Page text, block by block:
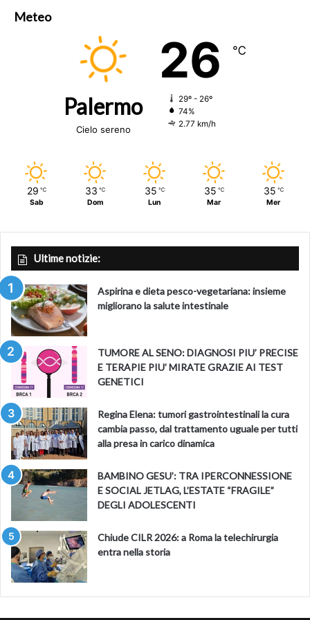
Meteo
Palermo
Cielo sereno
26 ℃
29º - 26º
74%
2.77 km/h
29 ℃
Sab
33 ℃
Dom
35 ℃
Lun
35 ℃
Mar
35 ℃
Mer
Ultime notizie:
Aspirina e dieta pesco-vegetariana: insieme
migliorano la salute intestinale
TUMORE AL SENO: DIAGNOSI PIU’ PRECISE
E TERAPIE PIU’ MIRATE GRAZIE AI TEST
GENETICI
Regina Elena: tumori gastrointestinali la cura
cambia passo, dal trattamento uguale per tutti
alla presa in carico dinamica
BAMBINO GESU’: TRA IPERCONNESSIONE
E SOCIAL JETLAG, L’ESTATE “FRAGILE”
DEGLI ADOLESCENTI
Chiude CILR 2026: a Roma la telechirurgia
entra nella storia